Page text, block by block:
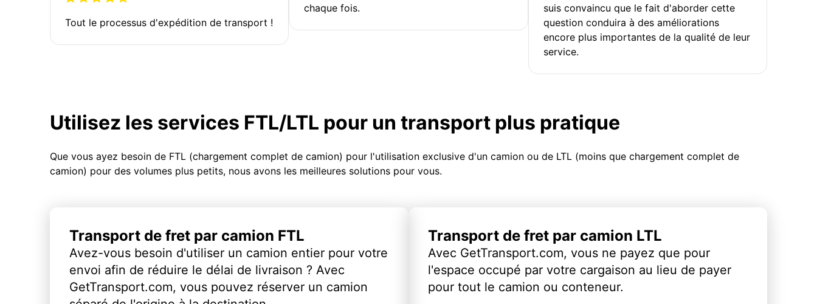
Tout le processus d'expédition de transport !
chaque fois.
suis convaincu que le fait d'aborder cette
question conduira à des améliorations
encore plus importantes de la qualité de leur
service.
Utilisez les services FTL/LTL pour un transport plus pratique
Que vous ayez besoin de FTL (chargement complet de camion) pour l'utilisation exclusive d'un camion ou de LTL (moins que chargement complet de
camion) pour des volumes plus petits, nous avons les meilleures solutions pour vous.
Transport de fret par camion FTL
Avez-vous besoin d'utiliser un camion entier pour votre
envoi afin de réduire le délai de livraison ? Avec
GetTransport.com, vous pouvez réserver un camion
Transport de fret par camion LTL
Avec GetTransport.com, vous ne payez que pour
l'espace occupé par votre cargaison au lieu de payer
pour tout le camion ou conteneur.